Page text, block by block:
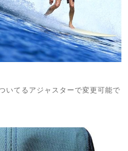
いてるアジャスターで変更可能で